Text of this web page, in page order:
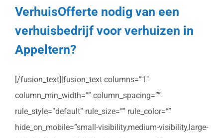
VerhuisOfferte nodig van een
verhuisbedrijf voor verhuizen in
Appeltern?
[/fusion_text][fusion_text columns=”1″
column_min_width=”” column_spacing=””
rule_style=”default” rule_size=”” rule_color=””
hide_on_mobile=”small-visibility,medium-visibility,large-